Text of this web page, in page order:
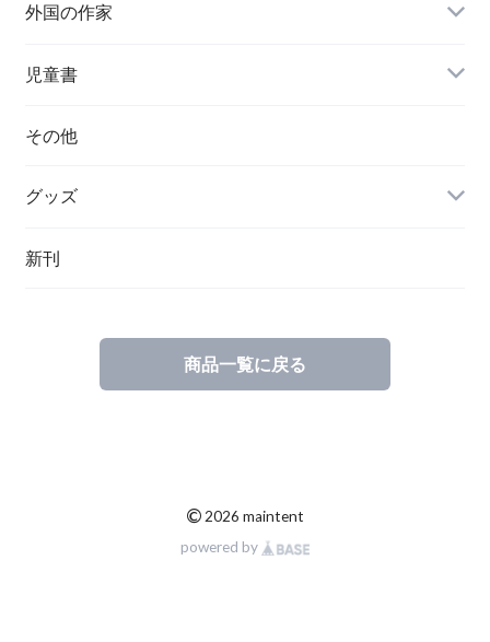
外国の作家
チェコ
ハンガリー
その他
ポーランド
児童書
その他
グッズ
新刊
商品一覧に戻る
© 2026 maintent
powered by